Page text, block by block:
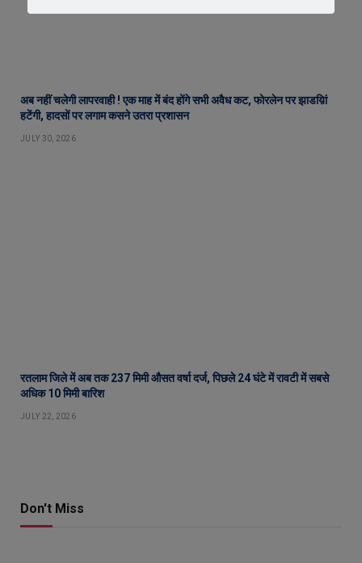
अब नहीं चलेगी लापरवाही ! एक माह में बंद होंगे सभी अवैध कट, फोरलेन पर झाडय़िां
हटेंगी, हादसों पर लगाम कसने उतरा प्रशासन
JULY 30, 2026
रतलाम जिले में अब तक 237 मिमी औसत वर्षा दर्ज, पिछले 24 घंटे में रावटी में सबसे
अधिक 10 मिमी बारिश
JULY 22, 2026
Don't Miss